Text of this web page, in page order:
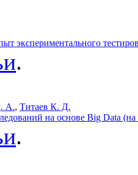
экспериментального
.
А., Титаев К. Д.
на основе Big Data
.